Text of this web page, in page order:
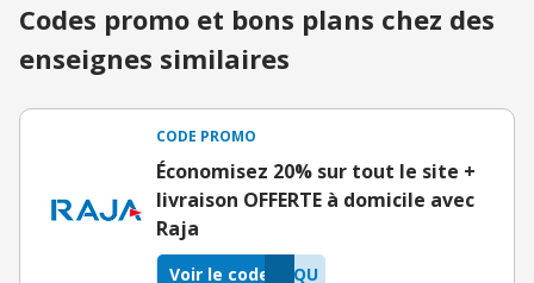
Codes promo et bons plans chez des
enseignes similaires
CODE PROMO
Économisez 20% sur tout le site +
livraison OFFERTE à domicile avec
Raja
JQU
Voir le code